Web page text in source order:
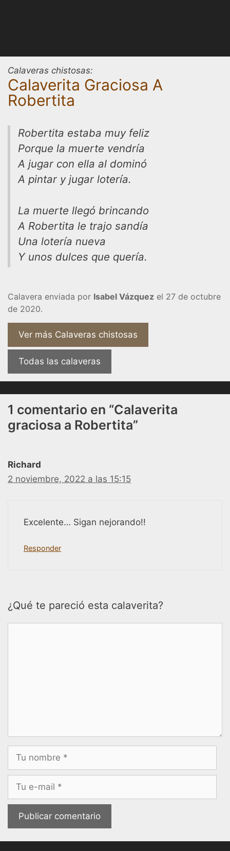
Calaveras chistosas:
Calaverita Graciosa A
Robertita
Robertita estaba muy feliz
Porque la muerte vendría
A jugar con ella al dominó
A pintar y jugar lotería.
La muerte llegó brincando
A Robertita le trajo sandía
Una lotería nueva
Y unos dulces que quería.
Calavera enviada por Isabel Vázquez el 27 de octubre
de 2020.
Ver más Calaveras chistosas
Todas las calaveras
1 comentario en “Calaverita
graciosa a Robertita”
Richard
2 noviembre, 2022 a las 15:15
Excelente… Sigan nejorando!!
Responder
¿Qué te pareció esta calaverita?
electrónico